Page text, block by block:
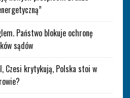
Państwo blokuje ochronę
sądów
Czesi krytykują, Polska stoi w